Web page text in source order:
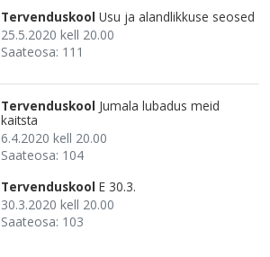
Tervenduskool Usu ja alandlikkuse seosed
25.5.2020 kell 20.00
Saateosa: 111
Tervenduskool Jumala lubadus meid
kaitsta
6.4.2020 kell 20.00
Saateosa: 104
Tervenduskool E 30.3.
30.3.2020 kell 20.00
Saateosa: 103